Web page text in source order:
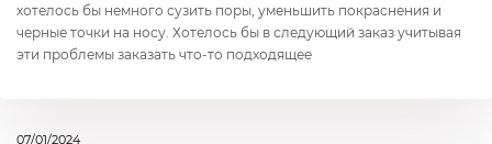
хотелось бы немного сузить поры, уменьшить покраснения и
черные точки на носу. Хотелось бы в следующий заказ учитывая
эти проблемы заказать что-то подходящее
07/01/2024